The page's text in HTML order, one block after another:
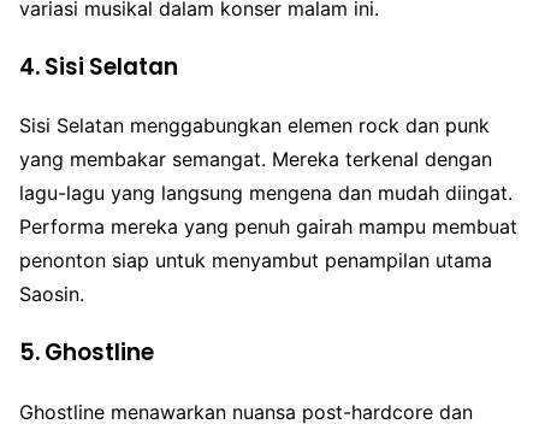
variasi musikal dalam konser malam ini.
4.Sisi Selatan
Sisi Selatan menggabungkan elemen rock dan punk
yang membakar semangat. Mereka terkenal dengan
lagu-lagu yang langsung mengena dan mudah diingat.
Performa mereka yang penuh gairah mampu membuat
penonton siap untuk menyambut penampilan utama
Saosin.
5.Ghostline
Ghostline menawarkan nuansa post-hardcore dan